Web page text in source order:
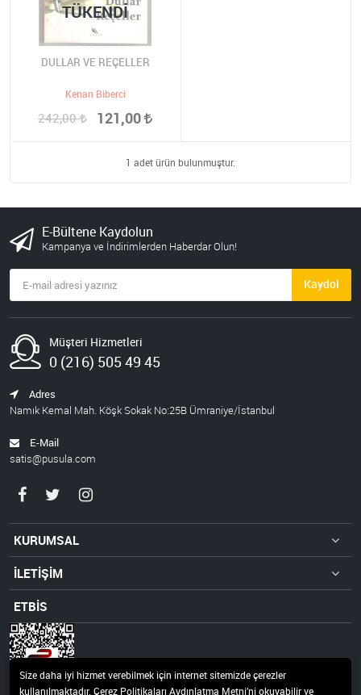
DULLAR VE REÇELLER
Kenan Biberci
242,00 121,00
TÜKENDI
1 adet ürün bulunmuştur.
E-Bültene Kaydolun
Kampanya ve İndirimlerden Haberdar Olun!
Kaydol
Müşteri Hizmetleri
0 (216) 505 49 45
Adres
Namık Kemal Mah. Köşk Sokak No:25B Ümraniye/İstanbul
E-Mail
satis@pusula.com
KURUMSAL
İLETİŞİM
ETBİS
Size daha iyi hizmet verebilmek için internet sitemizde çerezler
kullanılmaktadır. Çerez Politikaları Aydınlatma Metni’ni okuyabilir ve